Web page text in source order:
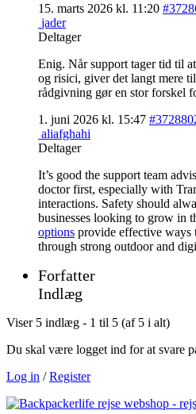
15. marts 2026 kl. 11:20
jader
Deltager
Enig. Når support tager tid til
og risici, giver det langt mere
rådgivning gør en stor forskel
1. juni 2026 kl. 15:47
aliafghahi
Deltager
It’s good the support team
doctor first, especially with
interactions. Safety should
businesses looking to grow in
options provide effective ways
through strong outdoor and
Forfatter
Indlæg
Viser 5 indlæg - 1 til 5 (af 5 i alt)
Du skal være logget ind for at svare
Log in /Register